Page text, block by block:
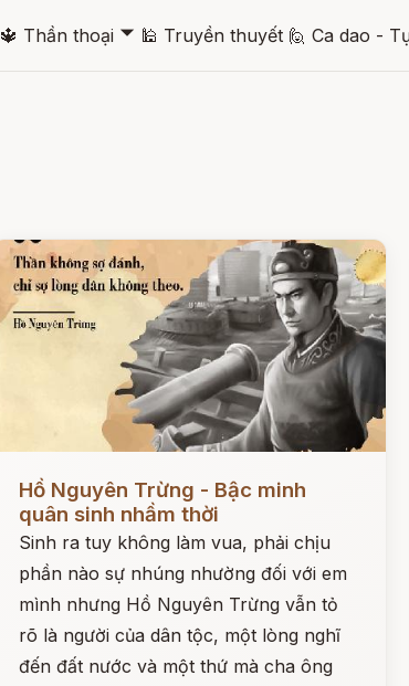
🔱 Thần thoại 🞃 🕌 Truyền thuyết 🙋 Ca dao -
Đọc ngay
Hồ Nguyên Trừng - Bậc minh
quân sinh nhầm thời
Sinh ra tuy không làm vua, phải chịu
phần nào sự nhúng nhường đối với em
mình nhưng Hồ Nguyên Trừng vẫn tỏ
rõ là người của dân tộc, một lòng nghĩ
đến đất nước và một thứ mà cha ông